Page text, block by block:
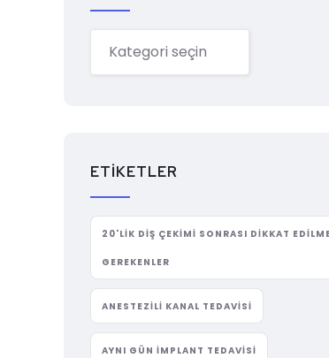
ETIKETLER
20'LIK DIŞ ÇEKIMI SONRASI DIKKAT
GEREKENLER
ANESTEZILI KANAL TEDAVISI
AYNI GÜN IMPLANT TEDAVISI